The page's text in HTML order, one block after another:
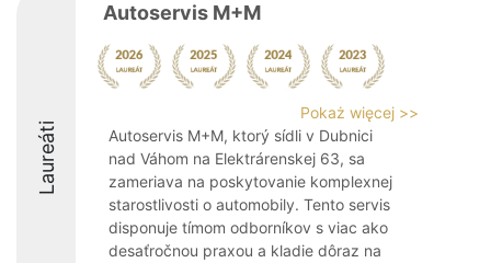
Laureáti
Autoservis M+M
Pokaż więcej >>
Autoservis M+M, ktorý sídli v Dubnici
nad Váhom na Elektrárenskej 63, sa
zameriava na poskytovanie komplexnej
starostlivosti o automobily. Tento servis
disponuje tímom odborníkov s viac ako
desaťročnou praxou a kladie dôraz na